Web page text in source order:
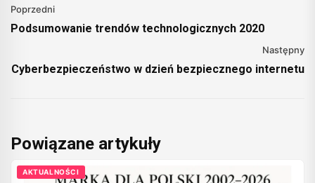
Poprzedni
Podsumowanie trendów technologicznych 2020
Następny
Cyberbezpieczeństwo w dzień bezpiecznego internetu
Powiązane artykuły
AKTUALNOŚCI